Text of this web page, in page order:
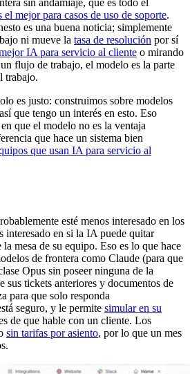
mejor para casos de uso de soporte.
es una buena noticia; simplemente
ni mueve la tasa de resolución por sí
IA para servicio al cliente o mirando
flujo de trabajo, el modelo es la parte
trabajo.
es justo: construimos sobre modelos
que tengo un interés en esto. Eso
que el modelo no es la ventaja
que hace un sistema bien
que usan IA para servicio al
esté menos interesado en los
interesado en si la IA puede quitar
mesa de su equipo. Eso es lo que hace
de frontera como Claude (para que
Opus sin poseer ninguna de la
sus tickets anteriores y documentos de
para que solo responda
seguro, y le permite simular en su
de que hable con un cliente. Los
sin tarifas por asiento, por lo que un mes